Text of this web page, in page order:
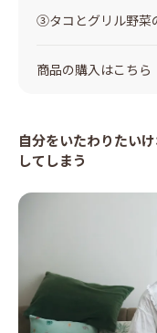
③タコとグリル野菜
商品の購入はこちら
自分をいたわりたい
してしまう